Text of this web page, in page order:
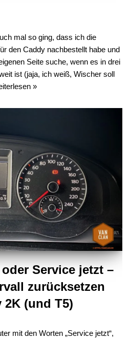
mal so ging, dass ich die
den Caddy nachbestellt habe und
Seite suche, wenn es in drei
ist (jaja, ich weiß, Wischer soll
»
Service jetzt –
zurücksetzen
2K (und T5)
mit den Worten „Service jetzt“,